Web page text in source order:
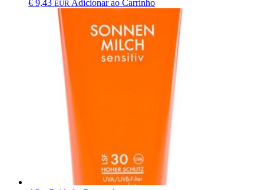
€ 9,43 EUR Adicionar ao Carrinho